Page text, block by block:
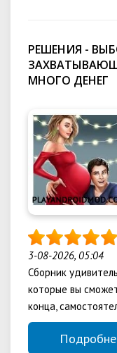
РЕШЕНИЯ -
МНОГО ДЕНЕГ
3-08-2026, 05:04
Сборник
которые вы
конца,